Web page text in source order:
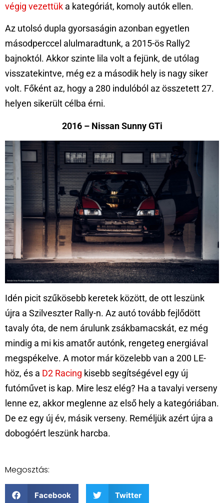
végig vezettük a kategóriát, komoly autók ellen.
Az utolsó dupla gyorsaságin azonban egyetlen
másodperccel alulmaradtunk, a 2015-ös Rally2
bajnoktól. Akkor szinte lila volt a fejünk, de utólag
visszatekintve, még ez a második hely is nagy siker
volt. Főként az, hogy a 280 indulóból az összetett 27.
helyen sikerült célba érni.
2016 – Nissan Sunny GTi
Idén picit szűkösebb keretek között, de ott leszünk
újra a Szilveszter Rally-n. Az autó tovább fejlődött
tavaly óta, de nem árulunk zsákbamacskát, ez még
mindig a mi kis amatőr autónk, rengeteg energiával
megspékelve. A motor már közelebb van a 200 LE-
höz, és a D2 Racing kisebb segítségével egy új
futóművet is kap. Mire lesz elég? Ha a tavalyi verseny
lenne ez, akkor meglenne az első hely a kategóriában.
De ez egy új év, másik verseny. Reméljük azért újra a
dobogóért leszünk harcba.
Megosztás:
Facebook Twitter